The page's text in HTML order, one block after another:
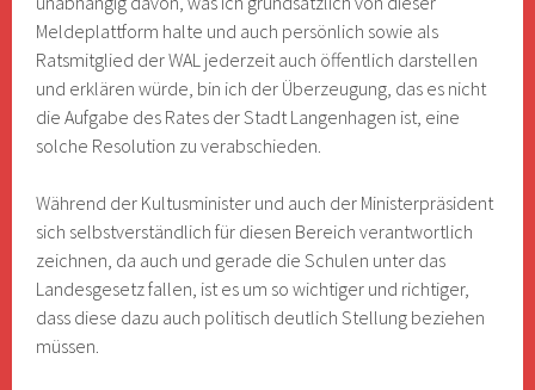
Meldeplattform halte und auch persönlich sowie als
Ratsmitglied der WAL jederzeit auch öffentlich darstellen
und erklären würde, bin ich der Überzeugung, das es nicht
die Aufgabe des Rates der Stadt Langenhagen ist, eine
solche Resolution zu verabschieden.
Während der Kultusminister und auch der Ministerpräsident
sich selbstverständlich für diesen Bereich verantwortlich
zeichnen, da auch und gerade die Schulen unter das
Landesgesetz fallen, ist es um so wichtiger und richtiger,
dass diese dazu auch politisch deutlich Stellung beziehen
müssen.